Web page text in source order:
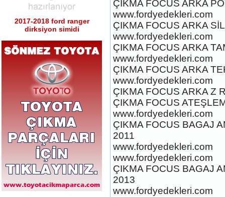
2017-2018 ford ranger sağ
sol tabla
Ürün Kodu : 2017-2018 ford ranger arka
tampon
2017-2018 ford ranger arka
tampon
Ürün Kodu : 2017-2018 ford ranger
dirksiyon simidi
ÇIKMA FOCUS ARKA
www.fordyedekleri.com
ÇIKMA FOCUS ARKA
www.fordyedekleri.com
ÇIKMA FOCUS ARKA
www.fordyedekleri.com
ÇIKMA FOCUS ARKA
www.fordyedekleri.com
ÇIKMA FOCUS ARKA Z
ÇIKMA FOCUS
www.fordyedekleri.com
ÇIKMA FOCUS BAGAJ
2011
www.fordyedekleri.com
www.fordyedekleri.com
ÇIKMA FOCUS BAGAJ
2013
www.fordyedekleri.com